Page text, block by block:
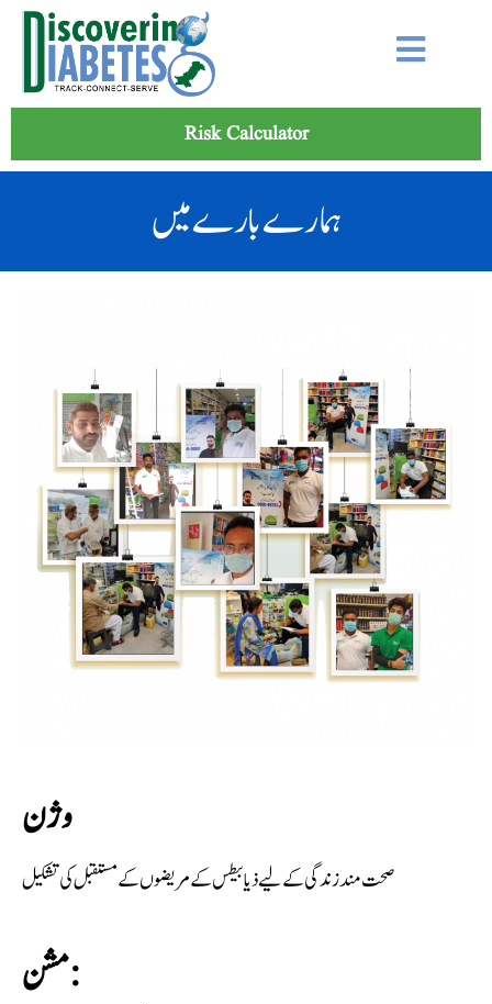
Risk Calculator
ہمارے بارے میں
وژن
صحت مند زندگی کے لیے ذیابیطس کے مریضوں کے مستقبل کی تشکیل
مشن: